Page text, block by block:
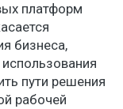
платформ
бизнеса,
пути решения
рабочей